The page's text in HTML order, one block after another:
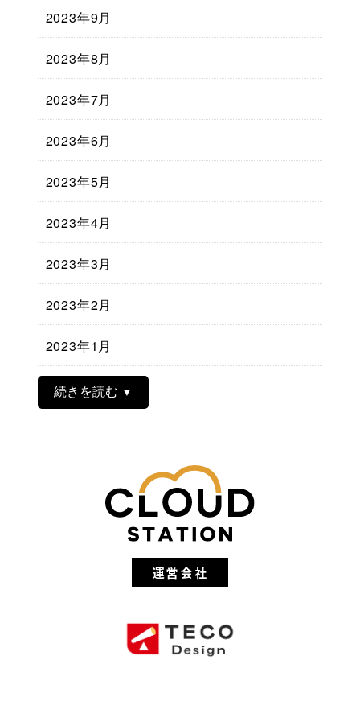
2023年9月
2023年8月
2023年7月
2023年6月
2023年5月
2023年4月
2023年3月
2023年2月
2023年1月
続きを読む
運営会社